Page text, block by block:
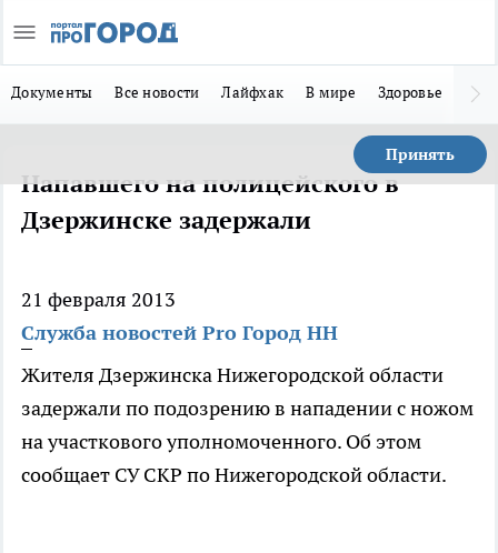
Документы Все новости Лайфхак В мире Здоровье
Принять
Напавшего на полицейского в
Дзержинске задержали
21 февраля 2013
Служба новостей Pro Город НН
Жителя Дзержинска Нижегородской области
задержали по подозрению в нападении с ножом
на участкового уполномоченного. Об этом
сообщает СУ СКР по Нижегородской области.